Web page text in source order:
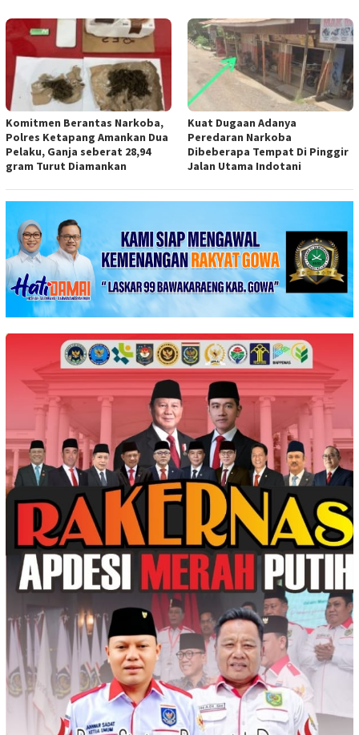
Komitmen Berantas Narkoba,
Polres Ketapang Amankan Dua
Pelaku, Ganja seberat 28,94
gram Turut Diamankan
Kuat Dugaan Adanya
Peredaran Narkoba
Dibeberapa Tempat Di Pinggir
Jalan Utama Indotani